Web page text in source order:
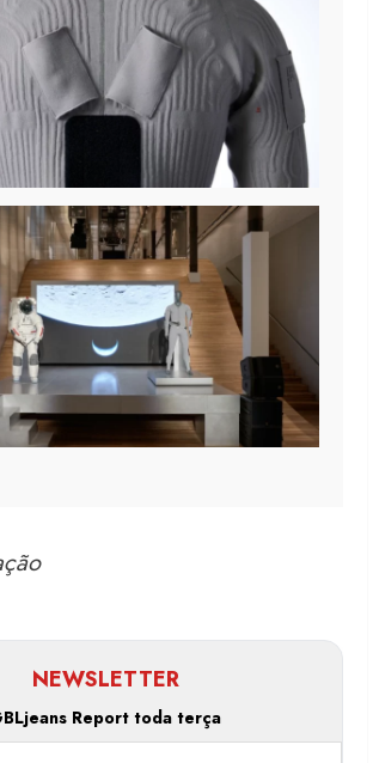
NEWSLETTER
Report toda terça